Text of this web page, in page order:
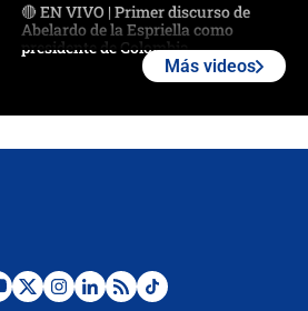
🔴 EN VIVO | Primer discurso de
Abelardo de la Espriella como
presidente de Colombia
Desde dermatitis hasta infecciones:
Más videos